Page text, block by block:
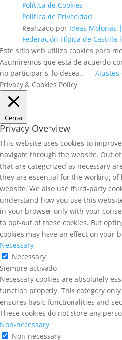
Política de Cookies
Política de Privacidad
Realizado por Ideas Molonas
Federación Hípica de Castilla
Este sitio web utiliza cookies para
Asumiremos que está de acuerdo
no participar si lo desea..
Ajustes
Privacy & Cookies Policy
Cerrar
Privacy Overview
This website uses cookies to
navigate through the website. Out
that are categorized as necessary
they are essential for the working
website. We also use third-party
understand how you use this
in your browser only with your
to opt-out of these cookies. But
cookies may have an effect on your
Necessary
Necessary
Siempre activado
Necessary cookies are absolutely
function properly. This category
ensures basic functionalities and
These cookies do not store any
Non-necessary
Non-necessary